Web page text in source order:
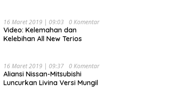
16 Maret 2019 | 09:03 0 Komentar
Video: Kelemahan dan
Kelebihan All New Terios
16 Maret 2019 | 09:37 0 Komentar
Aliansi Nissan-Mitsubishi
Luncurkan Livina Versi Mungil